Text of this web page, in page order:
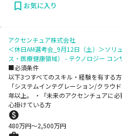
お気に入り
アクセンチュア株式会社
＜休日AM選考会_9月12日（土）＞ソリ
ス・医療健康領域） - テクノロジー コン
■必須条件
以下3つすべてのスキル・経験を有する
「システムインテグレーション/クラウ
年以上。 ・「未来のアクセンチュアに
心掛けている方
480万円〜2,500万円